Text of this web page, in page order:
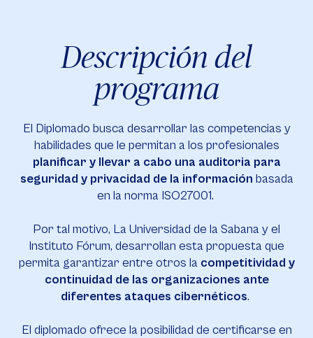
Descripción del
programa
El Diplomado busca desarrollar las competencias y
habilidades que le permitan a los profesionales
planificar y llevar a cabo una auditoria para
seguridad y privacidad de la información basada
en la norma ISO27001.
Por tal motivo, La Universidad de la Sabana y el
Instituto Fórum, desarrollan esta propuesta que
permita garantizar entre otros la competitividad y
continuidad de las organizaciones ante
diferentes ataques cibernéticos.
El diplomado ofrece la posibilidad de certificarse en